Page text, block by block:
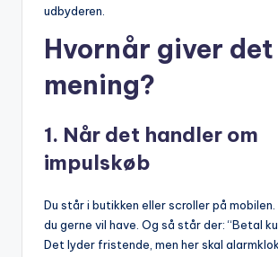
udbyderen.
Hvornår giver
mening?
1. Når det handler om
impulskøb
Du står i butikken eller scroller på mobilen.
du gerne vil have. Og så står der: “Betal
Det lyder fristende, men her skal